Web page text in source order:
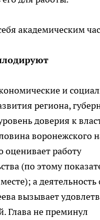
академическим
и
региона,
доверия к
воронежского
оценивает работу
(по этому
а деятельность
вызывает
Глава не преминул